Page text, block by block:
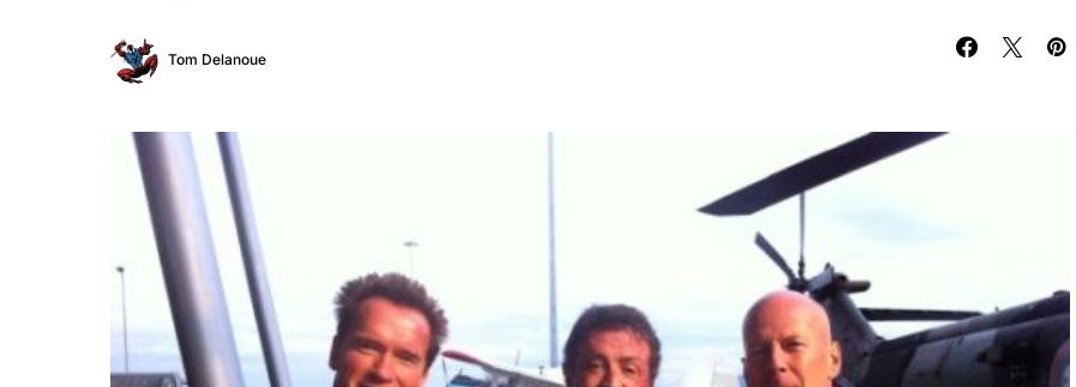
Tom Delanoue